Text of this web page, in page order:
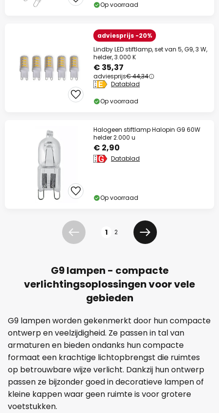
Op voorraad
adviesprijs -20%
Lindby LED stiftlamp, set van 5, G9, 3 W,
helder, 3.000 K
€ 35,37
adviesprijs€ 44,34
Datablad
Op voorraad
Halogeen stiftlamp Halopin G9 60W
helder 2.000 u
€ 2,90
Datablad
Op voorraad
Vorige 1 2
Volgende
G9 lampen - compacte
verlichtingsoplossingen voor vele
gebieden
G9 lampen worden gekenmerkt door hun compacte
ontwerp en veelzijdigheid. Ze passen in tal van
armaturen en bieden ondanks hun compacte
formaat een krachtige lichtopbrengst die ruimtes
op betrouwbare wijze verlicht. Dankzij hun ontwerp
passen ze bijzonder goed in decoratieve lampen of
kleine kappen waar geen ruimte is voor grotere
voetstukken.